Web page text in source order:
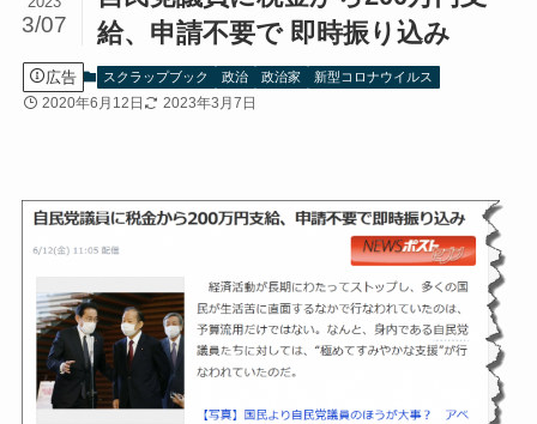
給、申請不要で 即時振り込み
3/07
広告 スクラップブック 政治 政治家 新型コロナウイルス
2020年6月12日 2023年3月7日